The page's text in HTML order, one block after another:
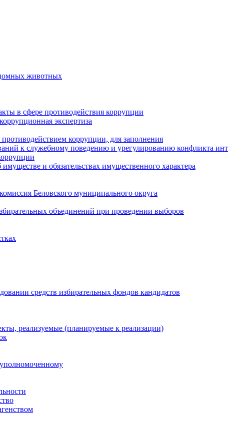
животных
в сфере противодействия коррупции
экспертиза
коррупции, для заполнения
к служебному поведению и урегулированию конфликта
и обязательствах имущественного характера
Беловского муниципального округа
объединений при проведении выборов
средств избирательных фондов кандидатов
реализуемые (планируемые к реализации)